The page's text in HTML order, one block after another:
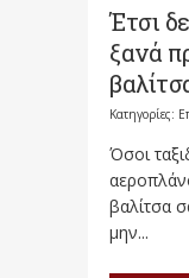
Έτσι
ξανά
Κατηγορίες:
Όσοι
βαλίτσα
μην...